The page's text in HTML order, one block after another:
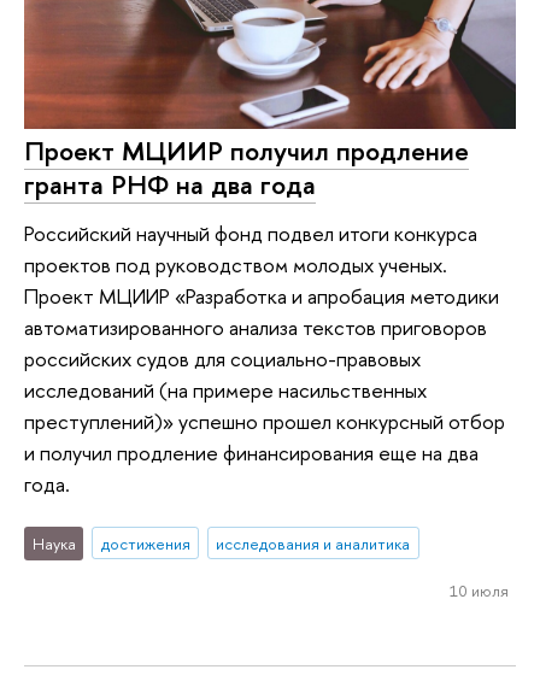
Проект МЦИИР получил продление
гранта РНФ на два года
Российский научный фонд подвел итоги конкурса
проектов под руководством молодых ученых.
Проект МЦИИР «Разработка и апробация методики
автоматизированного анализа текстов приговоров
российских судов для социально-правовых
исследований (на примере насильственных
преступлений)» успешно прошел конкурсный отбор
и получил продление финансирования еще на два
года.
Наука достижения исследования и аналитика
10 июля